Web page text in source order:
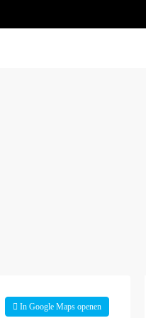
In Google Maps openen